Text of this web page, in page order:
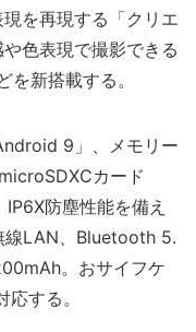
を再現する「クリエ
色表現で撮影できる
を新搭載する。
9」、メモリー
カード
IP6X防塵性能を備え
線LAN、Bluetooth 5.
。おサイフケ
する。